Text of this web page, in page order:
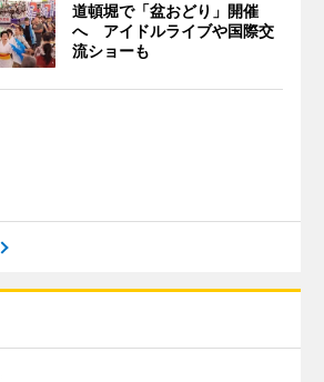
道頓堀で「盆おどり」開催
へ アイドルライブや国際交
流ショーも